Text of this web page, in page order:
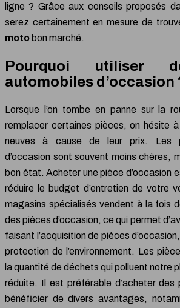
ligne ? Grâce aux conseils proposés
serez certainement en mesure de
moto bon marché.
Pourquoi utiliser
automobiles d’occasion
Lorsque l’on tombe en panne sur la
remplacer certaines pièces, on hésite
neuves à cause de leur prix. Les
d’occasion sont souvent moins chères,
bon état. Acheter une pièce d’occasion
réduire le budget d’entretien de votre
magasins spécialisés vendent à la fois
des pièces d’occasion, ce qui permet
faisant l’acquisition de pièces
protection de l’environnement. Les
la quantité de déchets qui polluent notre
réduite. Il est préférable d’acheter des
bénéficier de divers avantages,